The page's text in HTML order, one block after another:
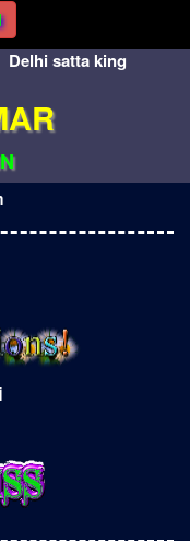
Delhi satta king